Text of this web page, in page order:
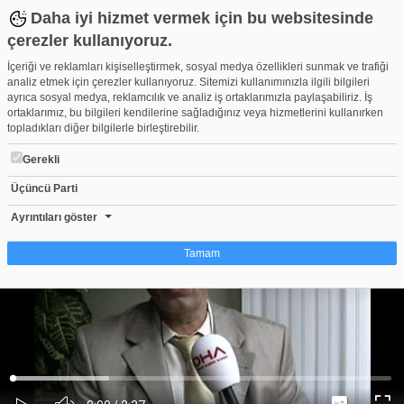
Daha iyi hizmet vermek için bu websitesinde
çerezler kullanıyoruz.
İçeriği ve reklamları kişiselleştirmek, sosyal medya özellikleri sunmak ve trafiği
analiz etmek için çerezler kullanıyoruz. Sitemizi kullanımınızla ilgili bilgileri
ayrıca sosyal medya, reklamcılık ve analiz iş ortaklarımızla paylaşabiliriz. İş
ortaklarımız, bu bilgileri kendilerine sağladığınız veya hizmetlerini kullanırken
topladıkları diğer bilgilerle birleştirebilir.
Gerekli
Üçüncü Parti
Ayrıntıları göster
Tamam
Çerez nedir?
Çerezler, web-sitelerinin, kullanıcıların deneyimlerini daha verimli hale getirmek
amacıyla kullandığı küçük metin dosyalarıdır. Yasalara göre, bu sitenin
işletilmesi için kesinlikle gerekli olan çerezleri cihazınıza yerleştirebiliyoruz.
Diğer çerez türleri için sizden izin almamız gerekiyor. Bu site farklı çerez türleri
kullanmaktadır. Bazı çerezler, sayfalarımızda yer alan üçüncü şahıs hizmetleri
tarafından yerleştirilir. İzniniz şu alanlar için geçerlidir: web.tv
Ses
Yüklendi:
0%
Yükleniyor:
DHA REKLAM YAZARI ŞAİR HASAN SANCAK HABERİ BİR